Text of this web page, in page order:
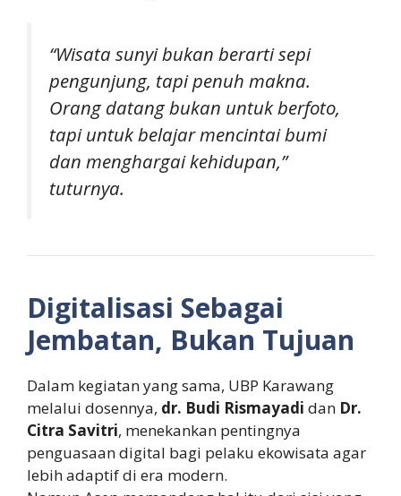
“Wisata sunyi bukan berarti sepi
pengunjung, tapi penuh makna.
Orang datang bukan untuk berfoto,
tapi untuk belajar mencintai bumi
dan menghargai kehidupan,”
tuturnya.
Digitalisasi Sebagai
Jembatan, Bukan Tujuan
Dalam kegiatan yang sama, UBP Karawang
melalui dosennya, dr. Budi Rismayadi dan Dr.
Citra Savitri, menekankan pentingnya
penguasaan digital bagi pelaku ekowisata agar
lebih adaptif di era modern.